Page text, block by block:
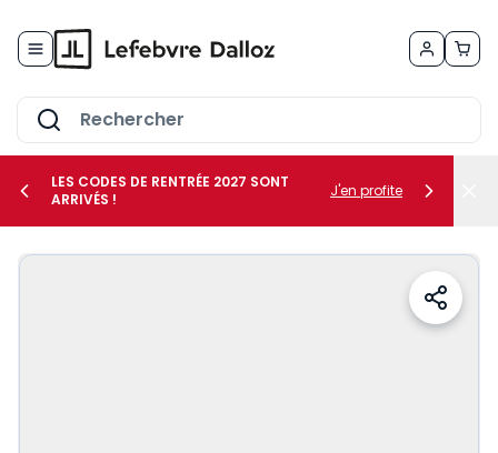
le sous-menu Vos métiers
LES CODES DE RENTRÉE 2027 SONT
ARRIVÉS !
J'en profite